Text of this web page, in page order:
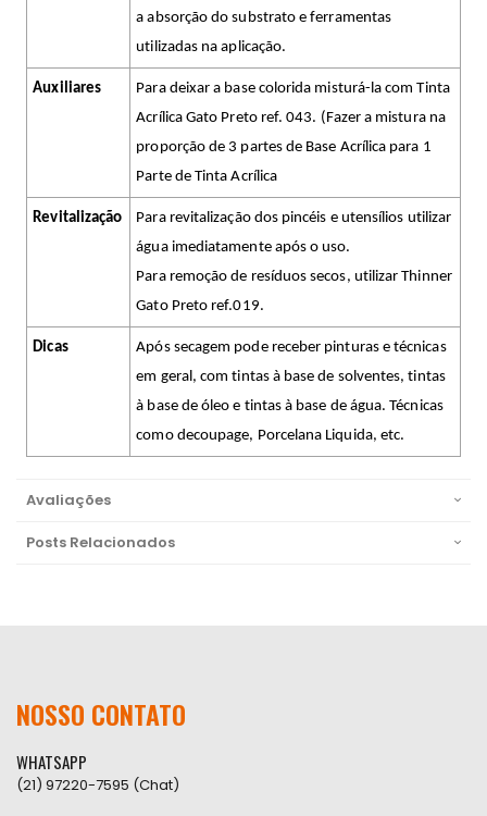
a absorção do substrato e ferramentas
utilizadas na aplicação.
Auxiliares
Para deixar a base colorida misturá-la com Tinta
Acrílica Gato Preto ref. 043. (Fazer a mistura na
proporção de 3 partes de Base Acrílica para 1
Parte de Tinta Acrílica
Revitalização
Para revitalização dos pincéis e utensílios utilizar
água imediatamente após o uso.
Para remoção de resíduos secos, utilizar Thinner
Gato Preto ref.019.
Dicas
Após secagem pode receber pinturas e técnicas
em geral, com tintas à base de solventes, tintas
à base de óleo e tintas à base de água. Técnicas
como decoupage, Porcelana Liquida, etc.
Avaliações
Posts Relacionados
NOSSO CONTATO
WHATSAPP
(21) 97220-7595 (Chat)